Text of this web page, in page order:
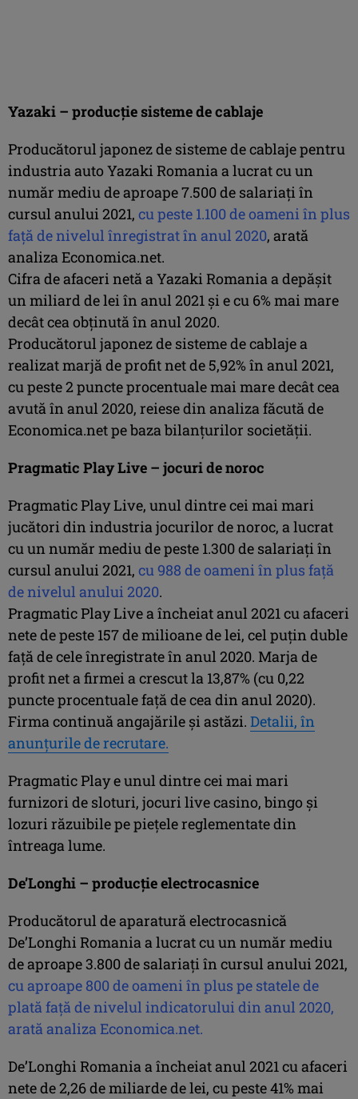
Yazaki – producţie sisteme de cablaje
Producătorul japonez de sisteme de cablaje pentru
industria auto Yazaki Romania a lucrat cu un
număr mediu de aproape 7.500 de salariaţi în
cursul anului 2021, cu peste 1.100 de oameni în plus
faţă de nivelul înregistrat în anul 2020, arată
analiza Economica.net.
Cifra de afaceri netă a Yazaki Romania a depăşit
un miliard de lei în anul 2021 şi e cu 6% mai mare
decât cea obţinută în anul 2020.
Producătorul japonez de sisteme de cablaje a
realizat marjă de profit net de 5,92% în anul 2021,
cu peste 2 puncte procentuale mai mare decât cea
avută în anul 2020, reiese din analiza făcută de
Economica.net pe baza bilanţurilor societăţii.
Pragmatic Play Live – jocuri de noroc
Pragmatic Play Live, unul dintre cei mai mari
jucători din industria jocurilor de noroc, a lucrat
cu un număr mediu de peste 1.300 de salariaţi în
cursul anului 2021, cu 988 de oameni în plus faţă
de nivelul anului 2020.
Pragmatic Play Live a încheiat anul 2021 cu afaceri
nete de peste 157 de milioane de lei, cel puţin duble
faţă de cele înregistrate în anul 2020. Marja de
profit net a firmei a crescut la 13,87% (cu 0,22
puncte procentuale faţă de cea din anul 2020).
Firma continuă angajările şi astăzi. Detalii, în
anunţurile de recrutare.
Pragmatic Play e unul dintre cei mai mari
furnizori de sloturi, jocuri live casino, bingo și
lozuri răzuibile pe piețele reglementate din
întreaga lume.
De’Longhi – producţie electrocasnice
Producătorul de aparatură electrocasnică
De’Longhi Romania a lucrat cu un număr mediu
de aproape 3.800 de salariaţi în cursul anului 2021,
cu aproape 800 de oameni în plus pe statele de
plată faţă de nivelul indicatorului din anul 2020,
arată analiza Economica.net.
De’Longhi Romania a încheiat anul 2021 cu afaceri
nete de 2,26 de miliarde de lei, cu peste 41% mai